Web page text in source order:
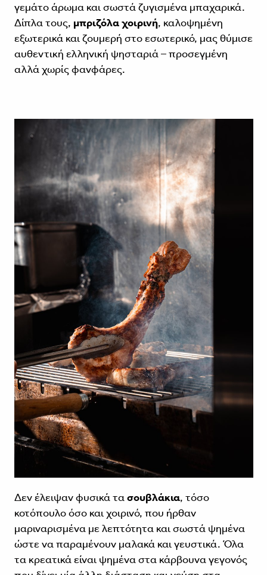
γεμάτο άρωμα και σωστά ζυγισμένα μπαχαρικά.
Δίπλα τους, μπριζόλα χοιρινή, καλοψημένη
εξωτερικά και ζουμερή στο εσωτερικό, μας θύμισε
αυθεντική ελληνική ψησταριά – προσεγμένη
αλλά χωρίς φανφάρες.
Δεν έλειψαν φυσικά τασουβλάκια, τόσο
κοτόπουλο όσο και χοιρινό, που ήρθαν
μαριναρισμένα με λεπτότητα και σωστά ψημένα
ώστε να παραμένουν μαλακά και γευστικά. Όλα
τα κρεατικά είναι ψημένα στα κάρβουνα γεγονός